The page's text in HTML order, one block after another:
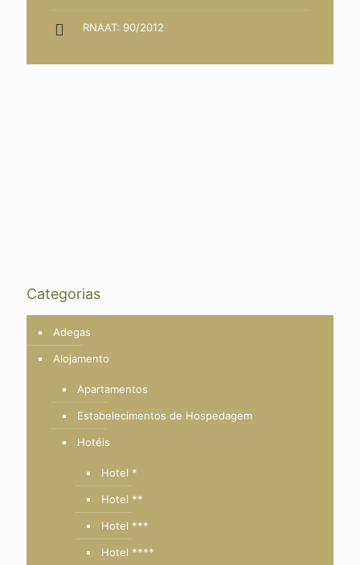
RNAAT: 90/2012
Categorias
Adegas
Alojamento
Apartamentos
Estabelecimentos de Hospedagem
Hotéis
Hotel *
Hotel **
Hotel ***
Hotel ****